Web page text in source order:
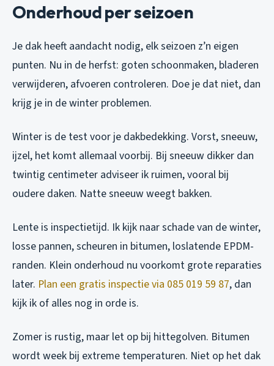
Onderhoud per seizoen
Je dak heeft aandacht nodig, elk seizoen z’n eigen
punten. Nu in de herfst: goten schoonmaken, bladeren
verwijderen, afvoeren controleren. Doe je dat niet, dan
krijg je in de winter problemen.
Winter is de test voor je dakbedekking. Vorst, sneeuw,
ijzel, het komt allemaal voorbij. Bij sneeuw dikker dan
twintig centimeter adviseer ik ruimen, vooral bij
oudere daken. Natte sneeuw weegt bakken.
Lente is inspectietijd. Ik kijk naar schade van de winter,
losse pannen, scheuren in bitumen, loslatende EPDM-
randen. Klein onderhoud nu voorkomt grote reparaties
later. Plan een gratis inspectie via 085 019 59 87, dan
kijk ik of alles nog in orde is.
Zomer is rustig, maar let op bij hittegolven. Bitumen
wordt week bij extreme temperaturen. Niet op het dak